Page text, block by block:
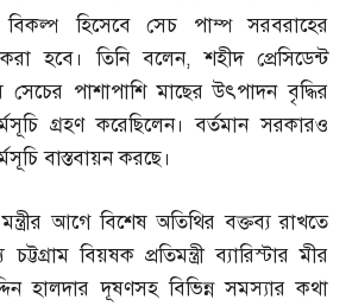
বিকল্প হিসেবে সেচ পাম্প সরবরাহের
হবে। তিনি বলেন,শহীদ প্রেসিডেন্ট
পাশাপাশি মাছের উৎপাদন বৃদ্ধির
গ্রহণ করেছিলেন। বর্তমান সরকারও
বাস্তবায়ন করছে।
আগে বিশেষ অতিথির বক্তব্য রাখতে
বিয়ষক প্রতিমন্ত্রী ব্যারিস্টার মীর
হালদার দূষণসহ বিভিন্ন সমস্যার কথা